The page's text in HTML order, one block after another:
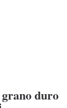
duro